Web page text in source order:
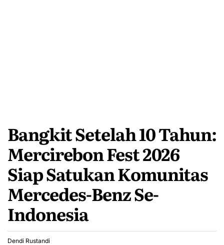
Bangkit Setelah 10 Tahun:
Mercirebon Fest 2026
Siap Satukan Komunitas
Mercedes-Benz Se-
Indonesia
Dendi Rustandi